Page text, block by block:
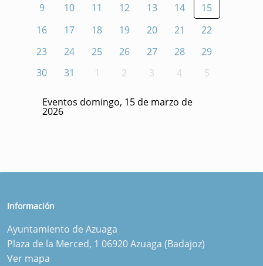
9
10 11 12 13 14
15
16
17 18 19 20 21
22
23
24 25 26 27 28
29
30
31 1 2 3 4 5
Eventos domingo, 15 de marzo de
2026
Información
Ayuntamiento de Azuaga
Plaza de la Merced, 1 06920 Azuaga (Badajoz)
Ver mapa